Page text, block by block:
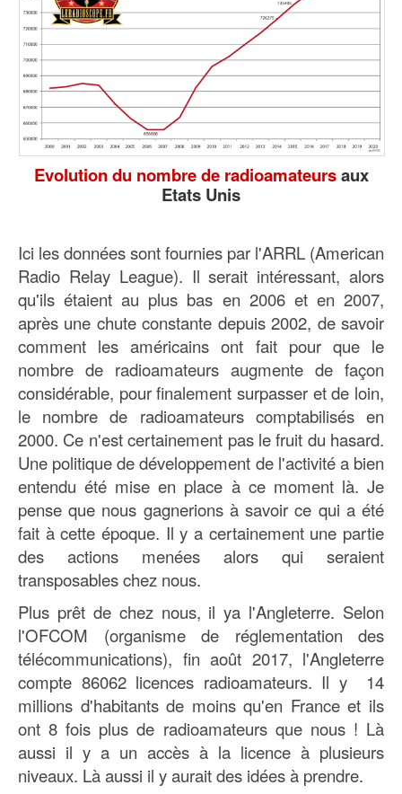
Evolution du nombre de radioamateursaux
Etats Unis
Ici les données sont fournies par l'ARRL (American
Radio Relay League). Il serait intéressant, alors
qu'ils étaient au plus bas en 2006 et en 2007,
après une chute constante depuis 2002, de savoir
comment les américains ont fait pour que le
nombre de radioamateurs augmente de façon
considérable, pour finalement surpasser et de loin,
le nombre de radioamateurs comptabilisés en
2000. Ce n'est certainement pas le fruit du hasard.
Une politique de développement de l'activité a bien
entendu été mise en place à ce moment là. Je
pense que nous gagnerions à savoir ce qui a été
fait à cette époque. Il y a certainement une partie
des actions menées alors qui seraient
transposables chez nous.
Plus prêt de chez nous, il ya l'Angleterre. Selon
l'OFCOM (organisme de réglementation des
télécommunications), fin août 2017, l'Angleterre
compte 86062 licences radioamateurs. Il y 14
millions d'habitants de moins qu'en France et ils
ont 8 fois plus de radioamateurs que nous ! Là
aussi il y a un accès à la licence à plusieurs
niveaux. Là aussi il y aurait des idées à prendre.